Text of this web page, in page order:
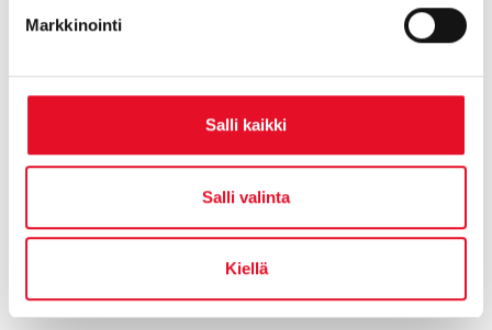
Markkinointi
Salli kaikki
Salli valinta
Kiellä
Tilaamalla räätälöidyn brändiraportin saatte tietää miten
tärkeimpiin kilpailijoihinne.
Lisätietoja tutkimuksesta:
tutkimuspäällikkö Sirpa Vinni
sirpa.vinni@taloustutkimus.fi
p. 010 758 5246